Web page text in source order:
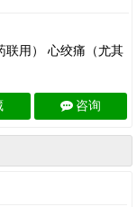
联用） 心绞痛（尤其
咨询